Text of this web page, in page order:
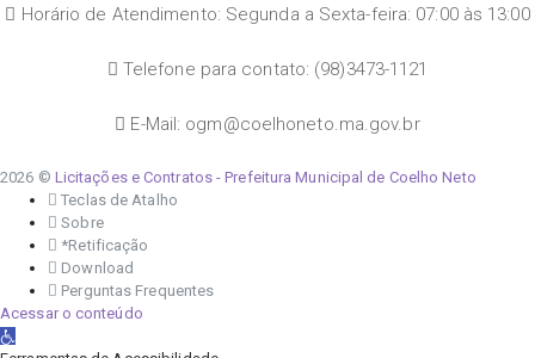
Horário de Atendimento: Segunda a Sexta-feira: 07:00 às 13:00
Telefone para contato: (98)3473-1121
E-Mail: ogm@coelhoneto.ma.gov.br
2026 © Licitações e Contratos - Prefeitura Municipal de Coelho Neto
Teclas de Atalho
Sobre
*Retificação
Download
Perguntas Frequentes
Acessar o conteúdo
Abrir a barra de ferramentas